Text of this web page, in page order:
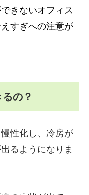
きないオフィス
すぎへの注意が
の？
性化し、冷房が
るようになりま